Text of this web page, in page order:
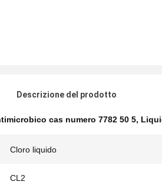
Descrizione del prodotto
cas numero 7782 50 5,
Cloro liquido
CL2